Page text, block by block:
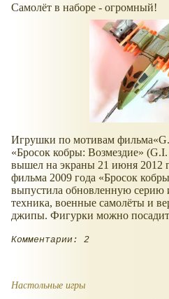
Самолёт в наборе - огромный!
Игрушки по мотивам фильма
Бросок кобры: Возмездие
(G.I.
вышел на экраны 21 июня 2012
фильма 2009 года
Бросок кобры
выпустила обновленную серию
техника, военные самолёты и
джипы. Фигурки можно
Комментарии: 2
Настольные игры